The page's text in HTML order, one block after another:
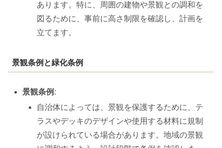
あります。特に、周囲の建物や景観との調和を
図るために、事前に高さ制限を確認し、計画を
立てます。
景観条例と緑化条例
景観条例 :
自治体によっては、景観を保護するために、テ
ラスやデッキのデザインや使用する材料に規制
が設けられている場合があります。地域の景観